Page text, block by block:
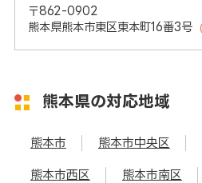
〒862-0902
熊本県熊本市東区東本町16番3号
熊本県の対応地域
熊本市 熊本市中央区
熊本市西区 熊本市南区